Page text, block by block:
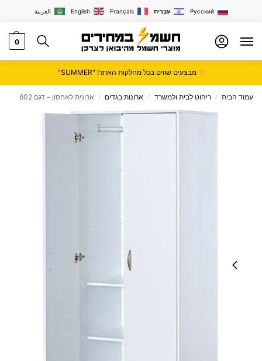
العربية English Français עִבְרִית Русский
0
מבצעים שווים בכל מחלקות האתר! "SUMMER"
עמוד הבית / ריהוט לבית ולמשרד / ארונות בגדים / ארונית לאחסון – דגם 602